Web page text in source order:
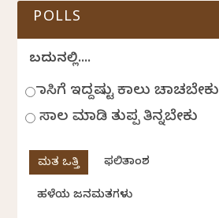
POLLS
ಬದುಕಿನಲ್ಲಿ....
ಹಾಸಿಗೆ ಇದ್ದಷ್ಟು ಕಾಲು ಚಾಚಬೇಕು
ಸಾಲ ಮಾಡಿ ತುಪ್ಪ ತಿನ್ನಬೇಕು
ಫಲಿತಾಂಶ
ಹಳೆಯ ಜನಮತಗಳು